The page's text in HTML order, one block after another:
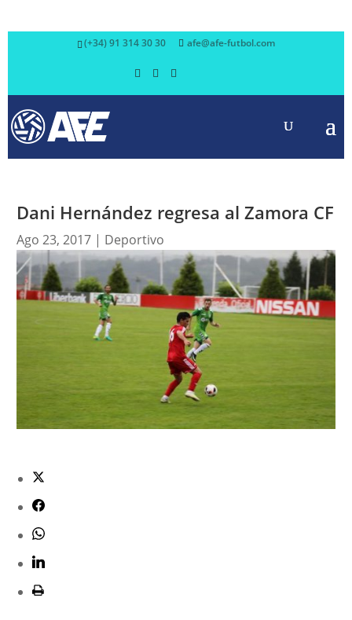
(+34) 91 314 30 30 afe@afe-futbol.com
Dani Hernández regresa al Zamora CF
Ago 23, 2017| Deportivo